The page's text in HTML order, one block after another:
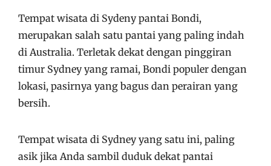
Tempat wisata di Sydeny pantai Bondi,
merupakan salah satu pantai yang paling indah
di Australia. Terletak dekat dengan pinggiran
timur Sydney yang ramai, Bondi populer dengan
lokasi, pasirnya yang bagus dan perairan yang
bersih.
Tempat wisata di Sydney yang satu ini, paling
asik jika Anda sambil duduk dekat pantai